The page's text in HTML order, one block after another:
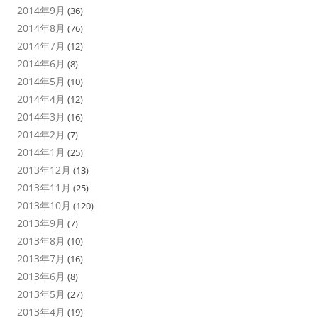
2014年9月 (36)
2014年8月 (76)
2014年7月 (12)
2014年6月 (8)
2014年5月 (10)
2014年4月 (12)
2014年3月 (16)
2014年2月 (7)
2014年1月 (25)
2013年12月 (13)
2013年11月 (25)
2013年10月 (120)
2013年9月 (7)
2013年8月 (10)
2013年7月 (16)
2013年6月 (8)
2013年5月 (27)
2013年4月 (19)